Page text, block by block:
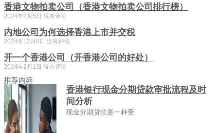
香港文物拍卖公司（香港文物拍卖公司排行榜）
2024年3月5日 没有评论
内地公司为何选择香港上市并交税
2024年12月8日 没有评论
开一个香港公司（开香港公司的好处）
2024年2月1日 没有评论
推荐内容
香港银行现金分期贷款审批流程及时
间分析
现金分期贷款是一种受